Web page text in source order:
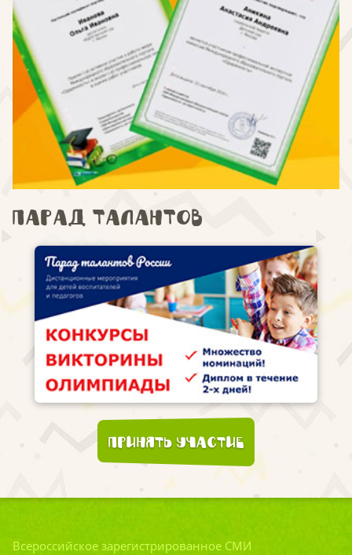
Парад талантов
Принять участие
Всероссийское зарегистрированное СМИ